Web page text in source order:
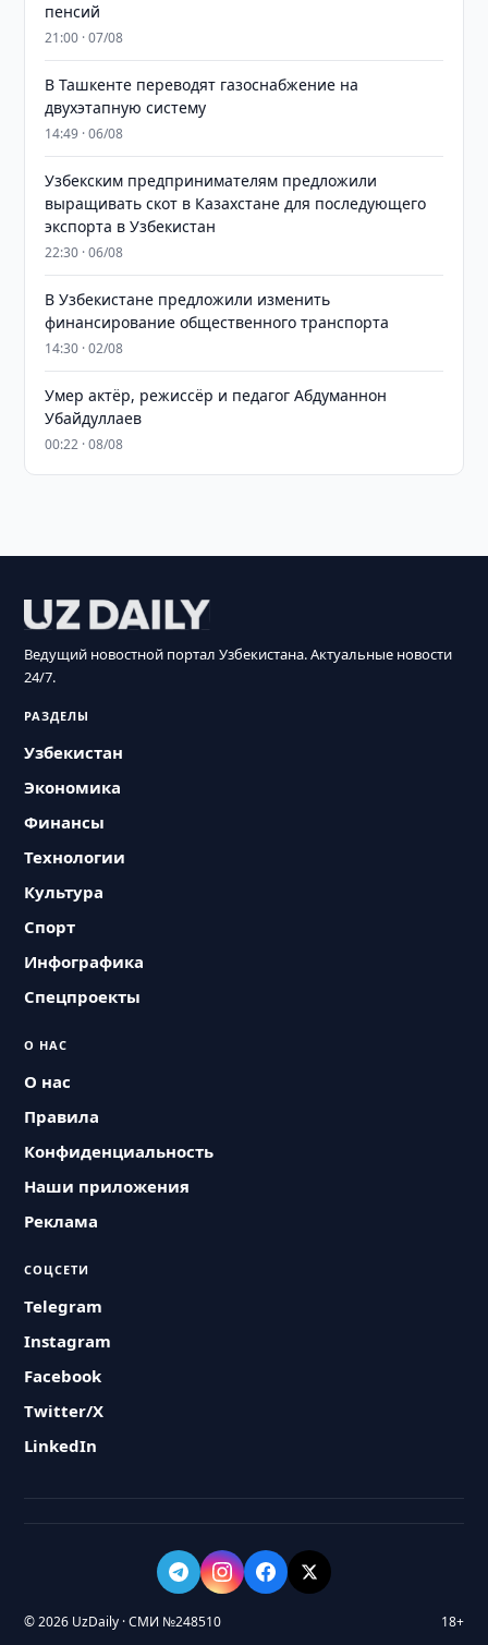
пенсий
21:00 · 07/08
В Ташкенте переводят газоснабжение на
двухэтапную систему
14:49 · 06/08
Узбекским предпринимателям предложили
выращивать скот в Казахстане для последующего
экспорта в Узбекистан
22:30 · 06/08
В Узбекистане предложили изменить
финансирование общественного транспорта
14:30 · 02/08
Умер актёр, режиссёр и педагог Абдуманнон
Убайдуллаев
00:22 · 08/08
Ведущий новостной портал Узбекистана. Актуальные новости
24/7.
РАЗДЕЛЫ
Узбекистан
Экономика
Финансы
Технологии
Культура
Спорт
Инфографика
Спецпроекты
О НАС
О нас
Правила
Конфиденциальность
Наши приложения
Реклама
СОЦСЕТИ
Telegram
Instagram
Facebook
Twitter/X
LinkedIn
© 2026 UzDaily · СМИ №248510 18+